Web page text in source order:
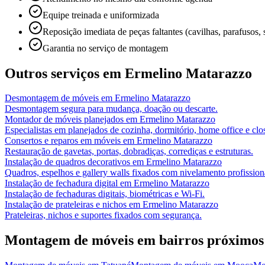
Equipe treinada e uniformizada
Reposição imediata de peças faltantes (cavilhas, parafusos,
Garantia no serviço de montagem
Outros serviços em Ermelino Matarazzo
Desmontagem de móveis em Ermelino Matarazzo
Desmontagem segura para mudança, doação ou descarte.
Montador de móveis planejados em Ermelino Matarazzo
Especialistas em planejados de cozinha, dormitório, home office e
Consertos e reparos em móveis em Ermelino Matarazzo
Restauração de gavetas, portas, dobradiças, corrediças e estruturas.
Instalação de quadros decorativos em Ermelino Matarazzo
Quadros, espelhos e gallery walls fixados com nivelamento
Instalação de fechadura digital em Ermelino Matarazzo
Instalação de fechaduras digitais, biométricas e Wi-Fi.
Instalação de prateleiras e nichos em Ermelino Matarazzo
Prateleiras, nichos e suportes fixados com segurança.
Montagem de móveis em bairros próximos